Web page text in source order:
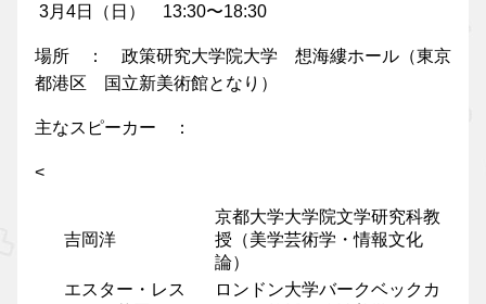
3月4日（日） 13:30〜18:30
場所 ： 政策研究大学院大学 想海縷ホール（東京
都港区 国立新美術館となり）
主なスピーカー ：
<
吉岡洋
京都大学大学院文学研究科教
授（美学芸術学・情報文化
論）
エスター・レス
ロンドン大学バークベックカ